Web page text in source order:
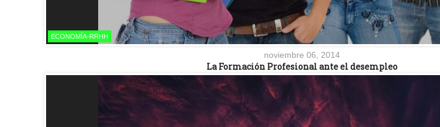
ECONOMÍA-RRHH
noviembre 06, 2014
La Formación Profesional ante el desempleo